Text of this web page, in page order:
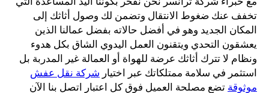
تخفف عنك ضغوط الانتقال وتضمن لك وصول أثاثك إلى
المكان الجديد وهو في أفضل حالاته بفضل عمالنا الذين
يعشقون التحدي ويتقنون العمل اليدوي الشاق بكل هدوء
ونظام لا تترك أثاثك عرضة للهواة أو العمالة غير المدربة بل
استثمر في سلامة ممتلكاتك عبر اختيار شركة نقل عفش
موثوقة تضع مصلحة العميل فوق كل اعتبار اتصل بنا الآن